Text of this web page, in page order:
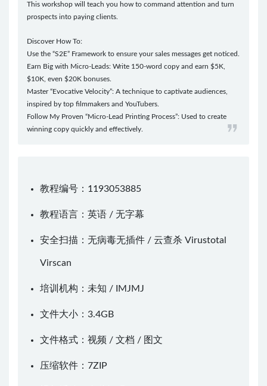
This workshop will teach you how to command attention and turn
prospects into paying clients.
Discover How To:
Use the “S2E” Framework to ensure your sales messages get noticed.
Earn Big with Micro-Leads: Write 150-word copy and earn $5K,
$10K, even $20K bonuses.
Master “Evocative Velocity”: A technique to captivate audiences,
inspired by top filmmakers and YouTubers.
Follow My Proven “Micro-Lead Printing Process”: Used to create
winning copy quickly and effectively.
教程编号：1193053885
教程语言：英语 / 无字幕
安全扫描：无病毒无插件 / 云查杀 Virustotal
Virscan
培训机构：未知 / IMJMJ
文件大小：3.4GB
文件格式：视频 / 文档 / 图文
压缩软件： 7ZIP